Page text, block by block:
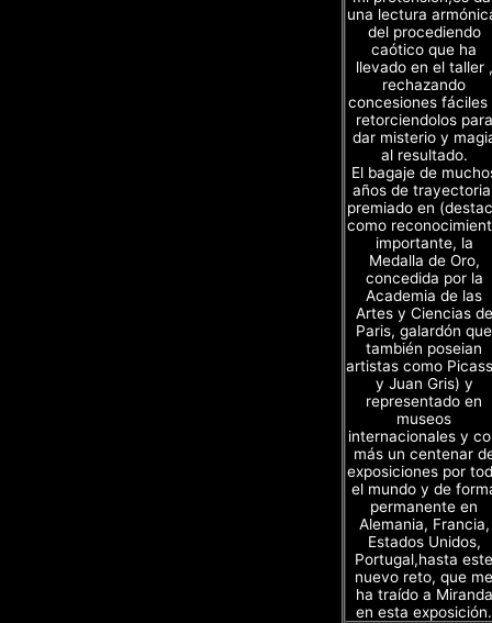
una lectura
del procediendo
caótico que ha
llevado en el taller ,
rechazando
concesiones fáciles
retorciendolos para
dar misterio y
al resultado.
El bagaje de
años de
premiado en
como
importante, la
Medalla de Oro,
concedida por la
Academia de las
Artes y Ciencias de
Paris, galardón que
también poseian
artistas como
y Juan Gris) y
representado en
museos
internacionales y
más un centenar
exposiciones por
el mundo y de
permanente en
Alemania, Francia,
Estados Unidos,
Portugal,hasta este
nuevo reto, que me
ha traído a Miranda
en esta exposición.